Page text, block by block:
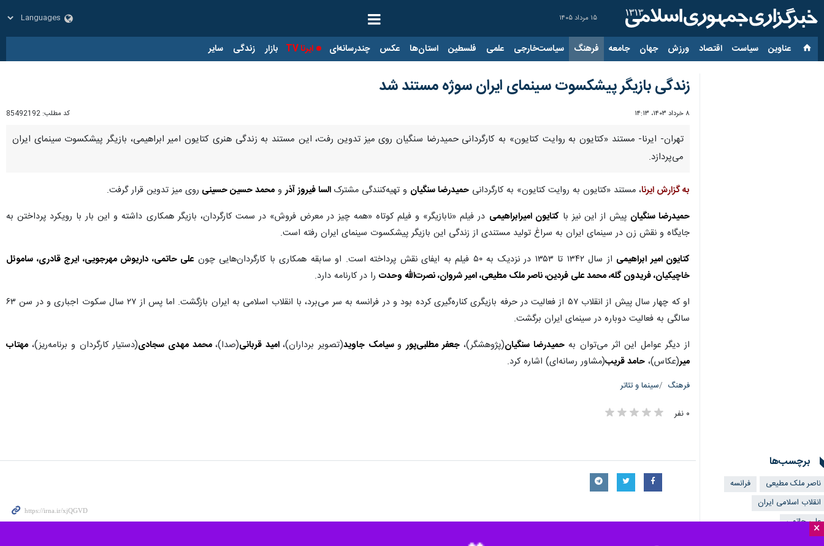
۱۵ مرداد ۱۴۰۵
عناوین‌ سیاست اقتصاد ورزش جهان جامعه فرهنگ سیاست‌خارجی علمی فلسطین استان‌ها عکس چندرسانه‌ای ایرنا TV بازار زندگی سایر
×
زندگی بازیگر پیشکسوت سینمای ایران سوژه مستند شد
۸ خرداد ۱۴۰۳، ۱۴:۱۳ کد مطلب: 85492192
تهران- ایرنا- مستند «کتایون به روایت کتایون» به کارگردانی حمیدرضا سنگیان روی میز تدوین رفت، این مستند به زندگی هنری کتایون امیر ابراهیمی، بازیگر پیشکسوت سینمای ایران
می‌پردازد.
به گزارش ایرنا، مستند «کتایون به روایت کتایون» به کارگردانی حمیدرضا سنگیان و تهیه‌کنندگی مشترک السا فیروز آذرو محمد حسین حسینی روی میز تدوین قرار گرفت.
حمیدرضا سنگیان پیش از این نیز باکتایون امیرابراهیمی در فیلم «نابازیگر» و فیلم کوتاه «همه چیز در معرض فروش» در سمت کارگردان، بازیگر همکاری داشته و این بار با رویکرد پرداختن به
جایگاه و نقش زن در سینمای ایران به سراغ تولید مستندی از زندگی این بازیگر پیشکسوت سینمای ایران رفته است.
کتایون امیر ابراهیمی از سال ۱۳۴۲ تا ۱۳۵۳ در نزدیک به ۵۰ فیلم به ایفای نقش پرداخته است. او سابقه همکاری با کارگردان‌هایی چون
علی حاتمی، داریوش مهرجویی، ایرج قادری، ساموئل
خاچیکیان، فریدون گله، محمد علی فردین، ناصر ملک مطیعی، امیر شروان، نصرت‌الله وحدت را در کارنامه دارد.
او که چهار سال پیش از انقلاب ۵۷ از فعالیت در حرفه بازیگری کناره‌گیری کرده بود و در فرانسه به سر می‌برد، با انقلاب اسلامی به ایران بازگشت. اما پس از ۲۷ سال سکوت اجباری و در سن ۶۳
سالگی به فعالیت دوباره در سینمای ایران برگشت.
از دیگر عوامل این اثر می‌توان بهحمیدرضا سنگیان(پژوهشگر)،جعفر مطلبی‌پوروسیامک جاوید(تصویر برداران)،امید قربانی(صدا)،محمد مهدی سجادی(دستیار کارگردان و برنامه‌ریز)، مهتاب
میر(عکاس)، حامد قریب(مشاور رسانه‌ای) اشاره کرد.
فرهنگ سینما و تئاتر
۰ نفر
برچسب‌ها
ناصر ملک مطیعی
فرانسه
انقلاب اسلامی ایران
علی حاتمی